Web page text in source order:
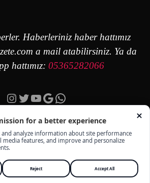
Haberleriniz haber hattımız
a mail atabilirsiniz. Ya da
hattımız: 05365282066
Instagram
Twitter
YouTube
Google
https://wa.me/
- TÜM HAKKI SAKLIDIR - KÜNYE